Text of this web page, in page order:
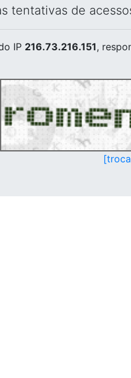
tentativas de
IP 216.73.216.151,